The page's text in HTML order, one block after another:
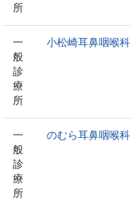
所
一
般
診
療
所
小松崎耳鼻咽喉科
一
般
診
療
所
のむら耳鼻咽喉科